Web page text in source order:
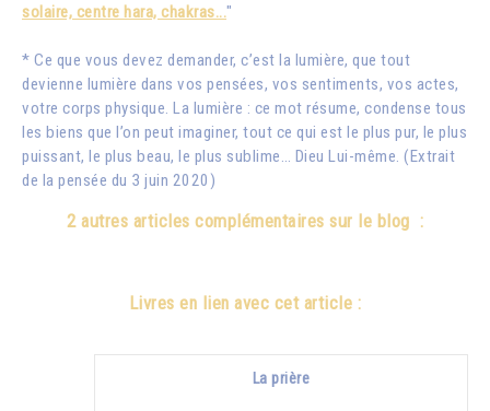
solaire, centre hara, chakras..."
* Ce que vous devez demander, c’est la lumière, que tout
devienne lumière dans vos pensées, vos sentiments, vos actes,
votre corps physique. La lumière : ce mot résume, condense tous
les biens que l’on peut imaginer, tout ce qui est le plus pur, le plus
puissant, le plus beau, le plus sublime… Dieu Lui-même. (Extrait
de la pensée du 3 juin 2020)
2 autres articles complémentaires sur le blog :
Livres en lien avec cet article :
La prière